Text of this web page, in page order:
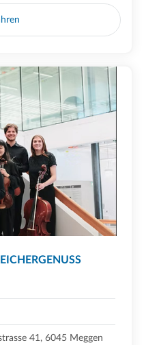
41, 6045 Meggen